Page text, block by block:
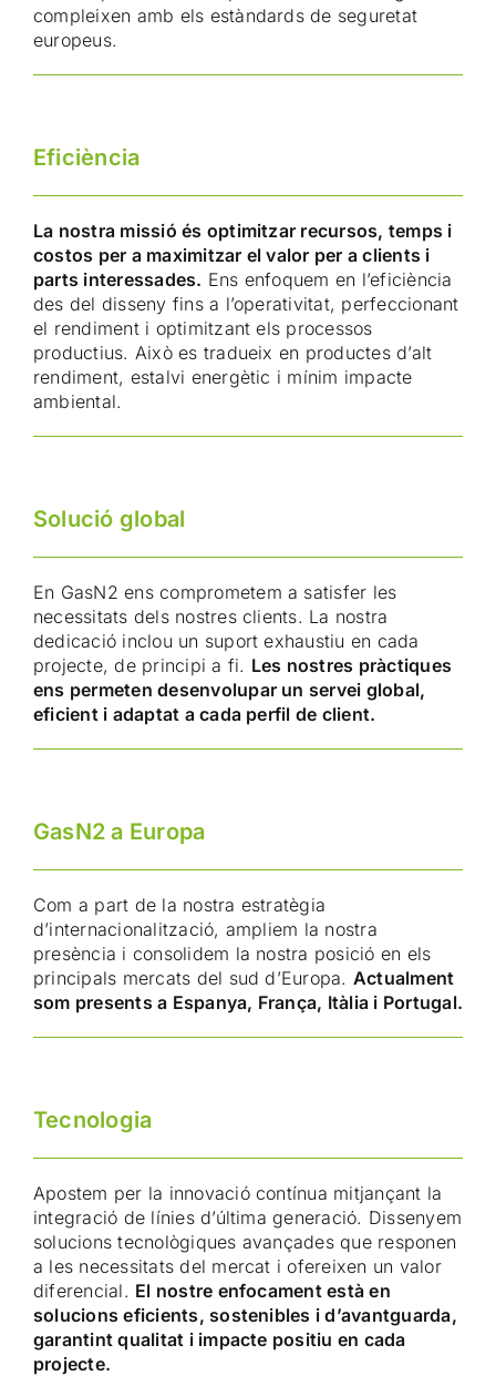
compleixen amb els estàndards de seguretat
europeus.
Eficiència
La nostra missió és optimitzar recursos, temps i
costos per a maximitzar el valor per a clients i
parts interessades. Ens enfoquem en l’eficiència
des del disseny fins a l’operativitat, perfeccionant
el rendiment i optimitzant els processos
productius. Això es tradueix en productes d’alt
rendiment, estalvi energètic i mínim impacte
ambiental.
Solució global
En GasN2 ens comprometem a satisfer les
necessitats dels nostres clients. La nostra
dedicació inclou un suport exhaustiu en cada
projecte, de principi a fi. Les nostres pràctiques
ens permeten desenvolupar un servei global,
eficient i adaptat a cada perfil de client.
GasN2 a Europa
Com a part de la nostra estratègia
d’internacionalització, ampliem la nostra
presència i consolidem la nostra posició en els
principals mercats del sud d’Europa. Actualment
som presents a Espanya, França, Itàlia i Portugal.
Tecnologia
Apostem per la innovació contínua mitjançant la
integració de línies d’última generació. Dissenyem
solucions tecnològiques avançades que responen
a les necessitats del mercat i ofereixen un valor
diferencial. El nostre enfocament està en
solucions eficients, sostenibles i d’avantguarda,
garantint qualitat i impacte positiu en cada
projecte.